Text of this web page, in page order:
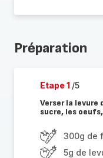
Préparation
Etape 1 /5
Verser la levure
sucre, les
300g de
5g de